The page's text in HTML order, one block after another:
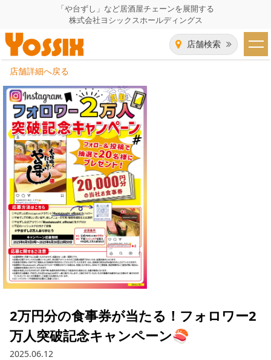
「や台ずし」など居酒屋チェーンを展開する
株式会社ヨシックスホールディングス
店舗検索
HOME
企業情報
企業情報トップ
代表者あいさつ
グループ会社
会社概要
沿革
経営陣
組織図
所在地
事業一覧
飲食事業紹介
飲食事業紹介トップ
や台ずし
ニパチ
これや
焼とりてっぱん
IR（株主・投資家）情報
IR情報トップ
会長メッセージ
コーポレートガバナンス
財務情報
採用情報
採用情報トップ
パート・アルバイト
店舗物件・店舗施工管理業者の募集
お問い合わせ
お問い合わせトップ
このサイトについて
店舗詳細へ戻る
2万円分の食事券が当たる！フォロワー2
万人突破記念キャンペーン🍣
2025.06.12